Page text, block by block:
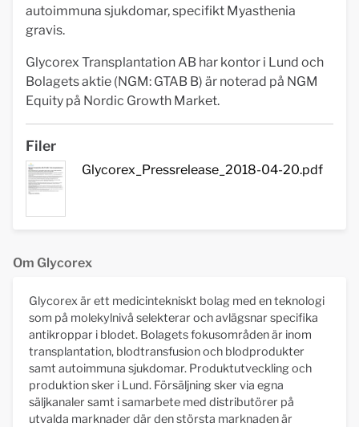
autoimmuna sjukdomar, specifikt Myasthenia
gravis.
Glycorex Transplantation AB har kontor i Lund och
Bolagets aktie (NGM: GTAB B) är noterad på NGM
Equity på Nordic Growth Market.
Filer
Glycorex_Pressrelease_2018-04-20.pdf
Om Glycorex
Glycorex är ett medicintekniskt bolag med en teknologi
som på molekylnivå selekterar och avlägsnar specifika
antikroppar i blodet. Bolagets fokusområden är inom
transplantation, blodtransfusion och blodprodukter
samt autoimmuna sjukdomar. Produktutveckling och
produktion sker i Lund. Försäljning sker via egna
säljkanaler samt i samarbete med distributörer på
utvalda marknader där den största marknaden är